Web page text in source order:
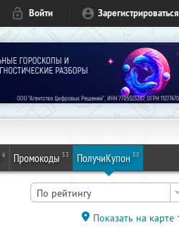
Войти Зарегистрироваться
6 Промокоды 53 ПолучиКупон 88
По рейтингу
Показать на карте